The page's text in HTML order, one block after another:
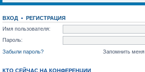
ВХОД • РЕГИСТРАЦИЯ
Имя пользователя:
Пароль:
Забыли пароль?
Запомнить меня
КТО СЕЙЧАС НА КОНФЕРЕНЦИИ